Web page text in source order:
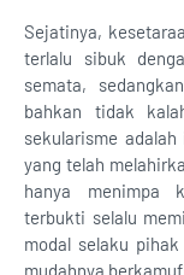
Sejatinya,
terlalu sibuk
semata,
bahkan tidak
sekularisme
yang telah
hanya menimpa
terbukti selalu
modal selaku
mudahnya